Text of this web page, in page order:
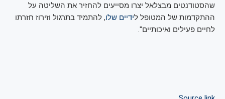
שהסטודנטים מבצלאל יצרו מסייעים להחזיר את השליטה על
ההתקדמות של המטופל לידיים שלו, להתמיד בתרגול וזירוז חזרתו
לחיים פעילים ואיכותיים".